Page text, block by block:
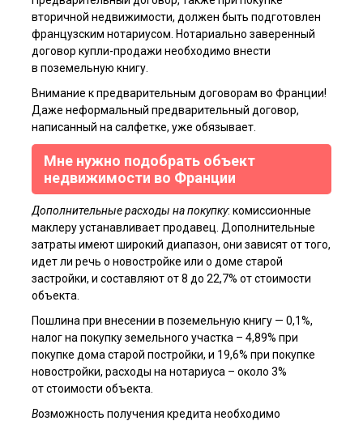
вторичной недвижимости, должен быть подготовлен
французским нотариусом. Нотариально заверенный
договор купли-продажи необходимо внести
в поземельную книгу.
Внимание к предварительным договорам во Франции!
Даже неформальный предварительный договор,
написанный на салфетке, уже обязывает.
Мне нужно подобрать объект
недвижимости во Франции
Дополнительные расходы на покупку: комиссионные
маклеру устанавливает продавец. Дополнительные
затраты имеют широкий диапазон, они зависят от того,
идет ли речь о новостройке или о доме старой
застройки, и составляют от 8 до 22,7% от стоимости
объекта.
Пошлина при внесении в поземельную книгу — 0,1%,
налог на покупку земельного участка – 4,89% при
покупке дома старой постройки, и 19,6% при покупке
новостройки, расходы на нотариуса – около 3%
от стоимости объекта.
Возможность получения кредита необходимо